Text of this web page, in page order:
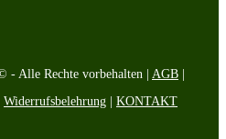
- Alle Rechte vorbehalten | AGB
Widerrufsbelehrung KONTAKT